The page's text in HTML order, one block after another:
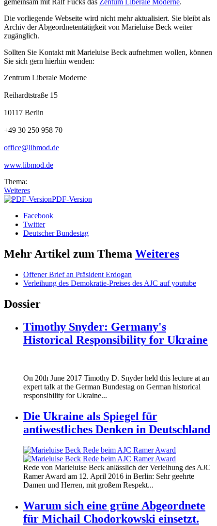
gemeinsam mit Ralf Fücks das Zentum Liberale Moderne.
Die vorliegende Webseite wird nicht mehr aktualisiert. Sie bleibt als
Archiv der Abgeordnetentätigkeit von Marieluise Beck weiter
zugänglich.
Sollten Sie Kontakt mit Marieluise Beck aufnehmen wollen, können
Sie sich gern hierhin wenden:
Zentrum Liberale Moderne
Reihardtstraße 15
10117 Berlin
+49 30 250 958 70
office@libmod.de
www.libmod.de
Thema:
Weiteres
PDF-Version
Facebook
Twitter
Deutscher Bundestag
Mehr Artikel zum Thema Weiteres
Offener Brief an Präsident Erdogan
Verleihung des Demokratie-Preises des AJC auf youtube
Dossier
Timothy Snyder: Germany's
Historical Responsibility for Ukraine
On 20th June 2017 Timothy D. Snyder held this lecture at an
expert talk at the German Bundestag on German historical
responsibility for Ukraine...
Die Ukraine als Spiegel für
antiwestliches Denken in Deutschland
160412_ramer_award.jpg
160412_ramer_award.jpg
Rede von Marieluise Beck anlässlich der Verleihung des AJC
Ramer Award am 12. April 2016 in Berlin: Sehr geehrte
Damen und Herren, mit großem Respekt...
Warum sich eine grüne Abgeordnete
für Michail Chodorkowski einsetzt.